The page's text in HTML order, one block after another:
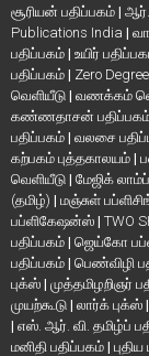
சூரியன் பதிப்பகம் | ஆர்.
Publications India |
பதிப்பகம் | உயிர்
பதிப்பகம் | Zero
வெளியீடு | வணக்கம்
கண்ணதாசன்
பதிப்பகம் | வலசை
கற்பகம் புத்தகாலயம் |
வெளியீடு | மேஜிக்
(தமிழ்) | மஞ்சுள்
பப்ளிகேஷன்ஸ் | TWO
பதிப்பகம் | ஜெய்கோ
பதிப்பகம் | பெண்விழி
புக்ஸ் | முத்தமிழறிஞர்
முயற்கூடு | லார்க் புக்ஸ் |
| எஸ். ஆர். வி. தமிழ்ப்
மனிதி பதிப்பகம் |